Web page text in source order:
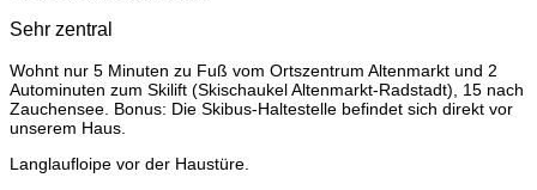
Sehr zentral
Wohnt nur 5 Minuten zu Fuß vom Ortszentrum Altenmarkt und 2
Autominuten zum Skilift (Skischaukel Altenmarkt-Radstadt), 15 nach
Zauchensee. Bonus: Die Skibus-Haltestelle befindet sich direkt vor
unserem Haus.
Langlaufloipe vor der Haustüre.